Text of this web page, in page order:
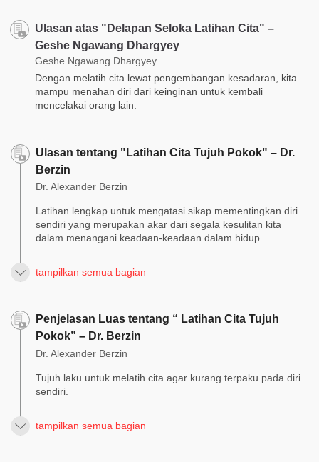
Ulasan atas "Delapan Seloka Latihan Cita" –
Geshe Ngawang Dhargyey
Geshe Ngawang Dhargyey
Dengan melatih cita lewat pengembangan kesadaran, kita
mampu menahan diri dari keinginan untuk kembali
mencelakai orang lain.
Ulasan tentang "Latihan Cita Tujuh Pokok" – Dr.
Berzin
Dr. Alexander Berzin
Latihan lengkap untuk mengatasi sikap mementingkan diri
sendiri yang merupakan akar dari segala kesulitan kita
dalam menangani keadaan-keadaan dalam hidup.
tampilkan semua bagian
Penjelasan Luas tentang “ Latihan Cita Tujuh
Pokok” – Dr. Berzin
Dr. Alexander Berzin
Tujuh laku untuk melatih cita agar kurang terpaku pada diri
sendiri.
tampilkan semua bagian